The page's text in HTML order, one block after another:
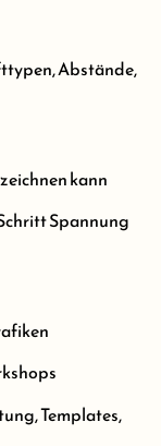
Abstände,
kann
Spannung
Templates,